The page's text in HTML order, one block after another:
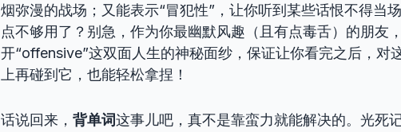
烟弥漫的战场；又能表示“冒犯性”，让你听到某些话恨不得当
点不够用了？别急，作为你最幽默风趣（且有点毒舌）的朋友
开“offensive”这双面人生的神秘面纱，保证让你看完之后，对
上再碰到它，也能轻松拿捏！
话说回来， 背单词这事儿吧，真不是靠蛮力就能解决的。光死